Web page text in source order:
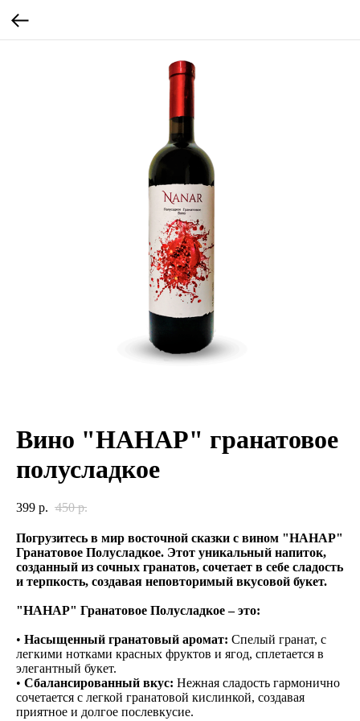
Вино "НАНАР" гранатовое
полусладкое
399 р. 450 р.
Погрузитесь в мир восточной сказки с вином "НАНАР"
Гранатовое Полусладкое. Этот уникальный напиток,
созданный из сочных гранатов, сочетает в себе сладость
и терпкость, создавая неповторимый вкусовой букет.
"НАНАР" Гранатовое Полусладкое – это:
• Насыщенный гранатовый аромат: Спелый гранат, с
легкими нотками красных фруктов и ягод, сплетается в
элегантный букет.
• Сбалансированный вкус: Нежная сладость гармонично
сочетается с легкой гранатовой кислинкой, создавая
приятное и долгое послевкусие.